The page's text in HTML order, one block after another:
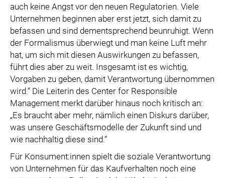
auch keine Angst vor den neuen Regulatorien. Viele
Unternehmen beginnen aber erst jetzt, sich damit zu
befassen und sind dementsprechend beunruhigt. Wenn
der Formalismus überwiegt und man keine Luft mehr
hat, um sich mit diesen Auswirkungen zu befassen,
führt dies aber zu weit. Insgesamt ist es wichtig,
Vorgaben zu geben, damit Verantwortung übernommen
wird.“ Die Leiterin des Center for Responsible
Management merkt darüber hinaus noch kritisch an:
„Es braucht aber mehr, nämlich einen Diskurs darüber,
was unsere Geschäftsmodelle der Zukunft sind und
wie nachhaltig diese sind.“
Für Konsument:innen spielt die soziale Verantwortung
von Unternehmen für das Kaufverhalten noch eine